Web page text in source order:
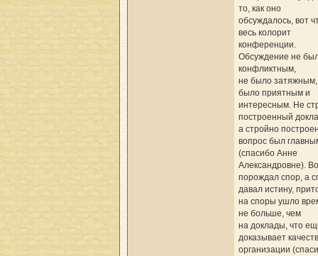
то, как оно
обсуждалось, вот
весь колорит
конференции.
Обсуждение не
конфликтным,
не было
было приятным и
интересным. Не
построенный
а стройно
вопрос был
(спасибо Анне
Александровне).
порождал спор, а
давал истину,
на споры ушло
не больше, чем
на доклады, что
доказывает
организации